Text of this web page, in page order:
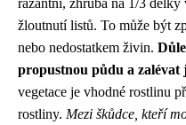
razantní, zhruba na 1/3
žloutnutí listů. To může být
nebo nedostatkem živin.
propustnou půdu a zalévat
vegetace je vhodné rostlinu
rostliny. Mezi škůdce, kteří